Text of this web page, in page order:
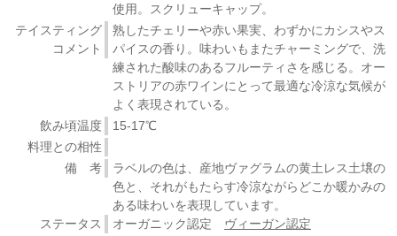
使用。スクリューキャップ。
テイスティング
コメント
熟したチェリーや赤い果実、わずかにカシスやス
パイスの香り。味わいもまたチャーミングで、洗
練された酸味のあるフルーティさを感じる。オー
ストリアの赤ワインにとって最適な冷涼な気候が
よく表現されている。
飲み頃温度
15-17℃
料理との相性
備 考
ラベルの色は、産地ヴァグラムの黄土レス土壌の
色と、それがもたらす冷涼ながらどこか暖かみの
ある味わいを表現しています。
ステータス
オーガニック認定 ヴィーガン認定